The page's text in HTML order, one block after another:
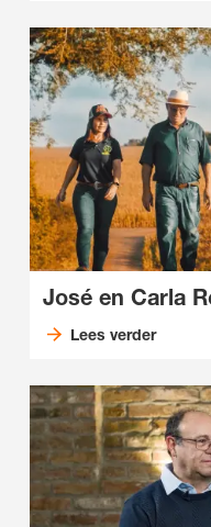
José en Carla
Lees verder